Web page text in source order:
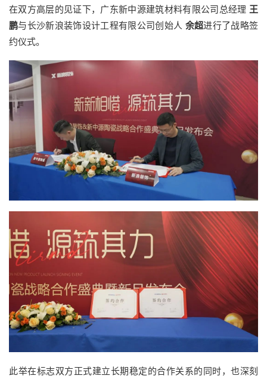
在双方高层的见证下，广东新中源建筑材料有限公司总经理 王
鹏与长沙新浪装饰设计工程有限公司创始人 余超进行了战略签
约仪式。
此举在标志双方正式建立长期稳定的合作关系的同时，也深刻